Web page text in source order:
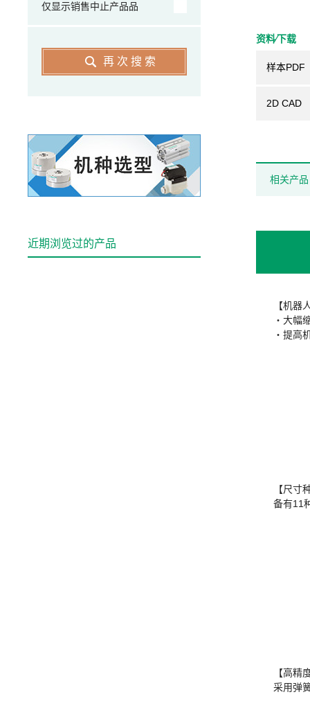
资料⁄下载
样本PDF
2D CAD
相关产品
【机器
・大幅
・提高
【尺寸
备有11
【高精
采用弹
仅显示销售中止产品品
再次搜索
近期浏览过的产品